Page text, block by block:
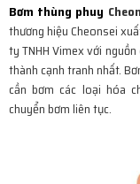
Bơm thùng phuy
thương hiệu Cheonsei
ty TNHH Vimex với nguồn
thành cạnh tranh nhất.
cần bơm các loại hóa
chuyển bơm liên tục.